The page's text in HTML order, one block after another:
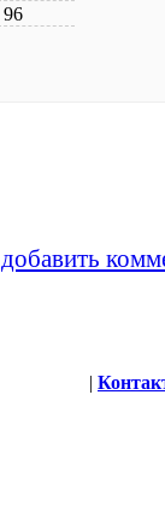
96
добавить
|